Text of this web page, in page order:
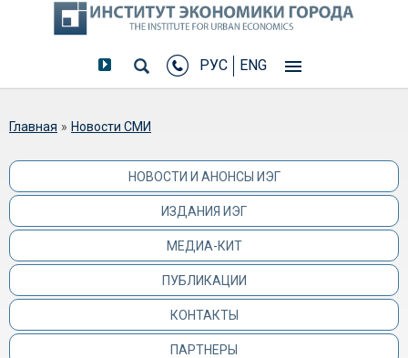
РУС ENG
Вы здесь
Главная » Новости СМИ
НОВОСТИ И АНОНСЫ ИЭГ
ИЗДАНИЯ ИЭГ
МЕДИА-КИТ
ПУБЛИКАЦИИ
КОНТАКТЫ
ПАРТНЕРЫ